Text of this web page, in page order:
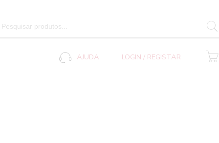
Search
for:
AJUDA LOGIN / REGISTAR